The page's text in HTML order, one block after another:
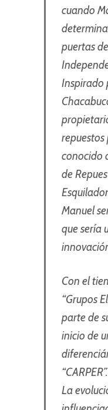
cuando
puertas
Inspirado
conocido
de
Manuel
que sería
Con el
“Grupos
parte de
inicio de
“CARPER”.
La